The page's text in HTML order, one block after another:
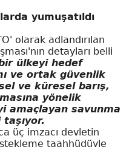
yumuşatıldı
olarak adlandırılan
detayları belli
ülkeyi hedef
ve ortak güvenlik
ve küresel barış,
yönelik
amaçlayan savunma
üç imzacı devletin
taahhüdüyle